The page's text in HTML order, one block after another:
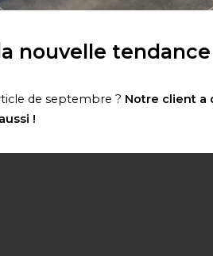
nouvelle tendance
de septembre ? Notre client a
!